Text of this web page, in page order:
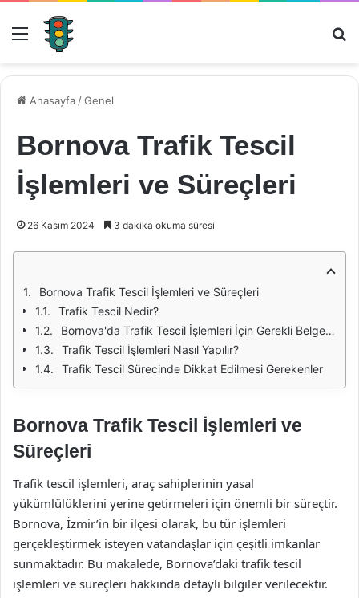
Menü
Anasayfa /Genel
Bornova Trafik Tescil
İşlemleri ve Süreçleri
26 Kasım 2024 3 dakika okuma süresi
Bornova Trafik Tescil İşlemleri ve Süreçleri
Trafik Tescil Nedir?
Bornova'da Trafik Tescil İşlemleri İçin Gerekli Belgeler
Trafik Tescil İşlemleri Nasıl Yapılır?
Trafik Tescil Sürecinde Dikkat Edilmesi Gerekenler
Bornova Trafik Tescil İşlemleri ve
Süreçleri
Trafik tescil işlemleri, araç sahiplerinin yasal
yükümlülüklerini yerine getirmeleri için önemli bir süreçtir.
Bornova, İzmir’in bir ilçesi olarak, bu tür işlemleri
gerçekleştirmek isteyen vatandaşlar için çeşitli imkanlar
sunmaktadır. Bu makalede, Bornova’daki trafik tescil
işlemleri ve süreçleri hakkında detaylı bilgiler verilecektir.